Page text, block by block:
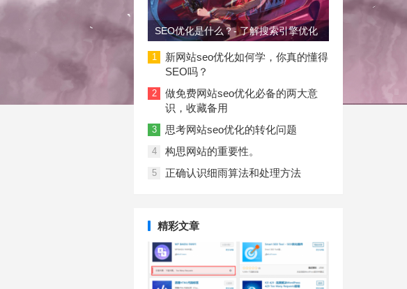
SEO优化是什么？- 了解搜索引擎优化
1
新网站seo优化如何学，你真的懂得
SEO吗？
2
做免费网站seo优化必备的两大意
识，收藏备用
3 思考网站seo优化的转化问题
4 构思网站的重要性。
5 正确认识细雨算法和处理方法
精彩文章